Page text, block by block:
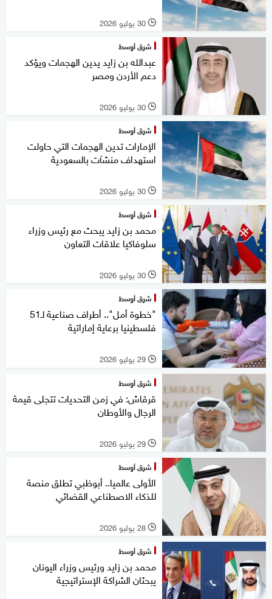
l 30 يوليو 2026
شرق أوسط
عبدالله بن زايد يدين الهجمات ويؤكد
دعم الأردن ومصر
l 30 يوليو 2026
شرق أوسط
الإمارات تدين الهجمات التي حاولت
استهداف منشآت بالسعودية
l 30 يوليو 2026
شرق أوسط
محمد بن زايد يبحث مع رئيس وزراء
سلوفاكيا علاقات التعاون
l 30 يوليو 2026
شرق أوسط
"خطوة أمل".. أطراف صناعية لـ51
فلسطينيا برعاية إماراتية
l 29 يوليو 2026
شرق أوسط
قرقاش: في زمن التحديات تتجلى قيمة
الرجال والأوطان
l 29 يوليو 2026
شرق أوسط
الأولى عالميا.. أبوظبي تطلق منصة
للذكاء الاصطناعي القضائي
l 28 يوليو 2026
شرق أوسط
محمد بن زايد ورئيس وزراء اليونان
يبحثان الشراكة الإستراتيجية